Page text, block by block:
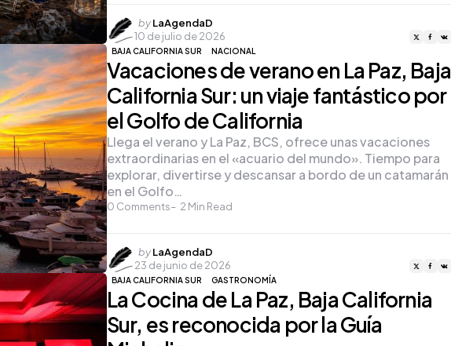
Posted
by
by LaAgendaD
10 de julio de 2026
BAJA CALIFORNIA SUR NACIONAL
Vacaciones de verano en La Paz, Baja
California Sur: un viaje fantástico por
el Golfo de California
0 Comments 2 Min Read
Llega el verano y La Paz, BCS, ofrece unas vacaciones
extraordinarias en el «acuario del mundo». Tiempo para
explorar, divertirse y descansar a bordo de un catamarán
en el Golfo…
Posted
by
by LaAgendaD
23 de junio de 2026
BAJA CALIFORNIA SUR GASTRONOMÍA
La Cocina de La Paz, Baja California
Sur, es reconocida por la Guía